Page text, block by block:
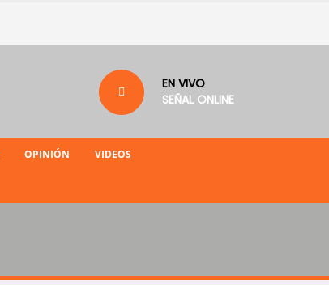
EN VIVO
SEÑAL ONLINE
OPINIÓN VIDEOS